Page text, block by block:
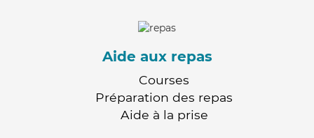
Aide aux repas
Courses
Préparation des repas
Aide à la prise